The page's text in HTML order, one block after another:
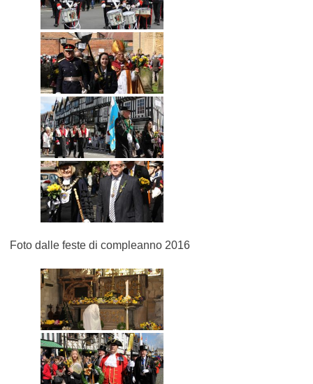
Foto dalle feste di compleanno 2016